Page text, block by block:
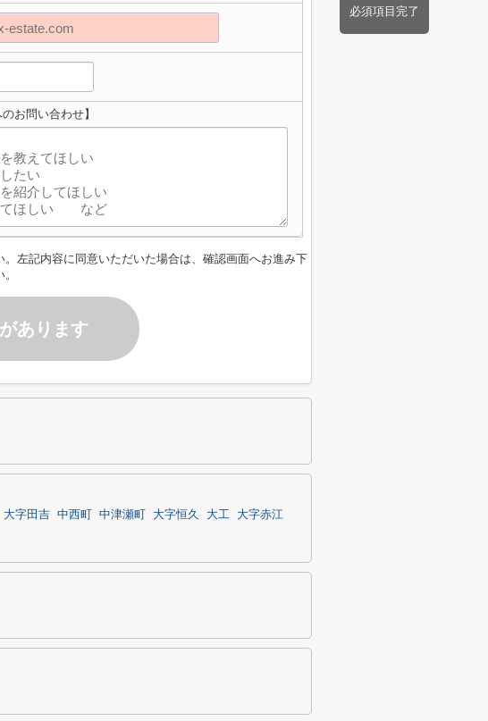
必須項目完了
お問い合わせ】
。左記内容に同意いただいた場合は、確認画面へお進み下
あります
大字田吉 中西町 中津瀬町 大字恒久 大工
大字赤江